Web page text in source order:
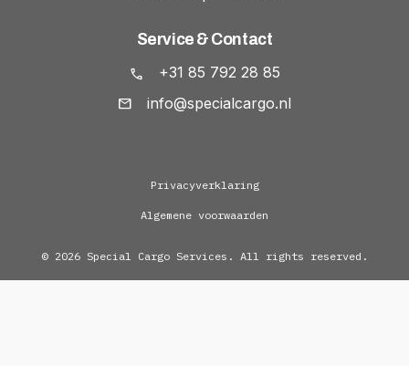
Service & Contact
+31 85 792 28 85
info@specialcargo.nl
Privacyverklaring
Algemene voorwaarden
© 2026 Special Cargo Services. All rights reserved.